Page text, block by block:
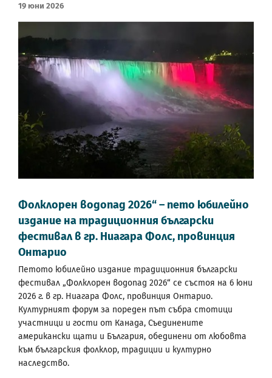
19 Юни 2026
Фолклорен водопад 2026“ – пето юбилейно
издание на традиционния български
фестивал в гр. Ниагара Фолс, провинция
Онтарио
Петото юбилейно издание традиционния български
фестивал „Фолклорен водопад 2026“ се състоя на 6 юни
2026 г. в гр. Ниагара Фолс, провинция Онтарио.
Културният форум за пореден път събра стотици
участници и гости от Канада, Съединените
американски щати и България, обединени от любовта
към българския фолклор, традиции и културно
наследство.